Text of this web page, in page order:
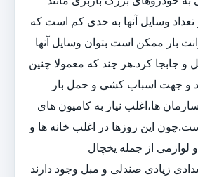
تعداد وسایل آنها به حدی کم است که
بار ممکن است بتوان وسایل آنها
و جابجا کرد.هر چند که معمولا چنین
و جهت اسباب کشی و حمل بار
ها،اغلب نیاز به کامیون های
این روزها در اغلب خانه ها و
از جمله یخچال
زیادی صندلی و مبل وجود دارند